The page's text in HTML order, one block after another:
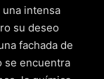
intensa
su deseo
fachada de
se encuentra